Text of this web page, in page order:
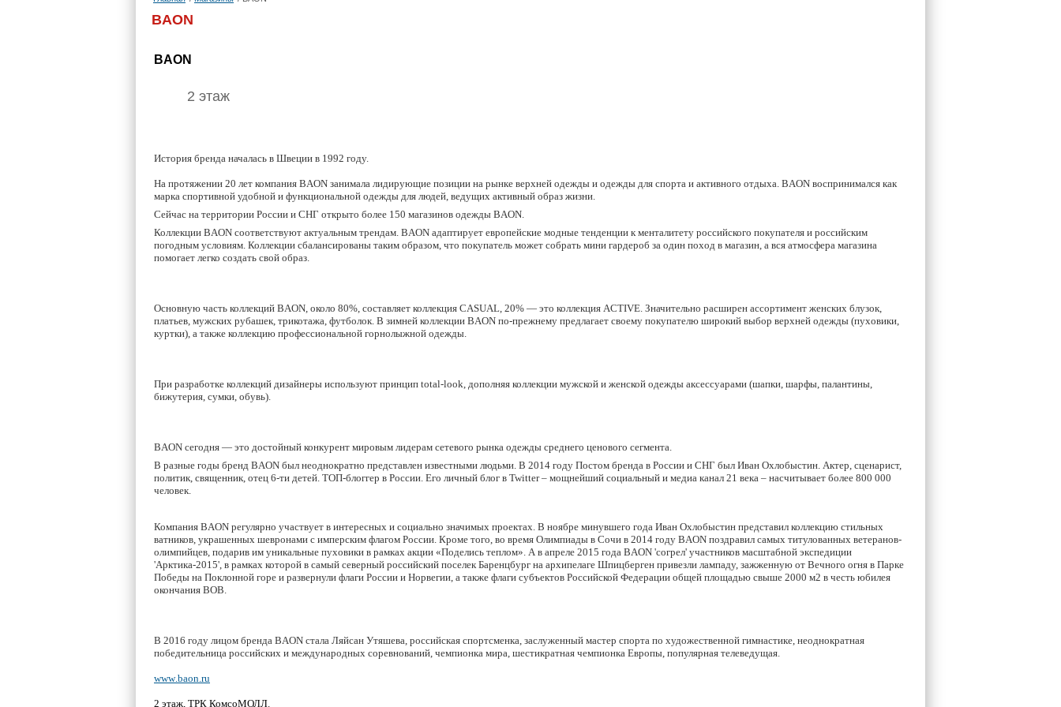
BAON
BAON
2 этаж
История бренда началась в Швеции в 1992 году.
На протяжении 20 лет компания BAON занимала лидирующие позиции на рынке верхней одежды и одежды для спорта и активного отдыха. BAON воспринимался как
марка спортивной удобной и функциональной одежды для людей, ведущих активный образ жизни.
Сейчас на территории России и СНГ открыто более 150 магазинов одежды BAON.
Коллекции BAON соответствуют актуальным трендам. BAON адаптирует европейские модные тенденции к менталитету российского покупателя и российским
погодным условиям. Коллекции сбалансированы таким образом, что покупатель может собрать мини гардероб за один поход в магазин, а вся атмосфера магазина
помогает легко создать свой образ.
Основную часть коллекций BAON, около 80%, составляет коллекция CASUAL, 20% — это коллекция ACTIVE. Значительно расширен ассортимент женских блузок,
платьев, мужских рубашек, трикотажа, футболок. В зимней коллекции BAON по-прежнему предлагает своему покупателю широкий выбор верхней одежды (пуховики,
куртки), а также коллекцию профессиональной горнолыжной одежды.
При разработке коллекций дизайнеры используют принцип total-look, дополняя коллекции мужской и женской одежды аксессуарами (шапки, шарфы, палантины,
бижутерия, сумки, обувь).
BAON сегодня — это достойный конкурент мировым лидерам сетевого рынка одежды среднего ценового сегмента.
В разные годы бренд BAON был неоднократно представлен известными людьми. В 2014 году Постом бренда в России и СНГ был Иван Охлобыстин. Актер, сценарист,
политик, священник, отец 6-ти детей. ТОП-блоггер в России. Его личный блог в Twitter – мощнейший социальный и медиа канал 21 века – насчитывает более 800 000
человек.
Компания BAON регулярно участвует в интересных и социально значимых проектах. В ноябре минувшего года Иван Охлобыстин представил коллекцию стильных
ватников, украшенных шевронами с имперским флагом России. Кроме того, во время Олимпиады в Сочи в 2014 году BAON поздравил самых титулованных ветеранов-
олимпийцев, подарив им уникальные пуховики в рамках акции «Поделись теплом». А в апреле 2015 года BAON 'согрел' участников масштабной экспедиции
'Арктика-2015', в рамках которой в самый северный российский поселек Баренцбург на архипелаге Шпицберген привезли лампаду, зажженную от Вечного огня в Парке
Победы на Поклонной горе и развернули флаги России и Норвегии, а также флаги субъектов Российской Федерации общей площадью свыше 2000 м2 в честь юбилея
окончания ВОВ.
В 2016 году лицом бренда BAON стала Ляйсан Утяшева, российская спортсменка, заслуженный мастер спорта по художественной гимнастике, неоднократная
победительница российских и международных соревнований, чемпионка мира, шестикратная чемпионка Европы, популярная телеведущая.
www.baon.ru
2 этаж, ТРК КомсоМОЛЛ.